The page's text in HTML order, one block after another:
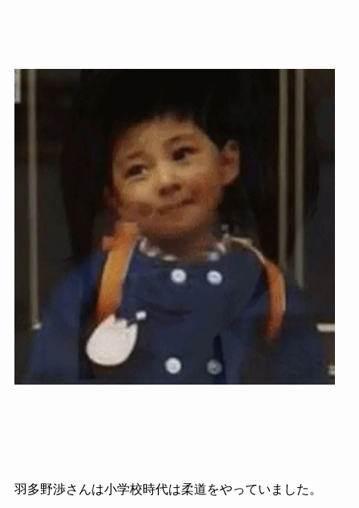
羽多野渉さんは小学校時代は柔道をやっていました。